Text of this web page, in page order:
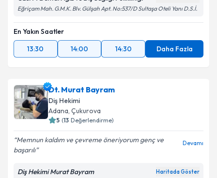
Eğriçam Mah. G.M.K. Blv. Gülşah Apt. No:537/D Sultaşa Oteli Yanı D.S.İ.
En Yakın Saatler
13:30
14:00 14:30 Daha Fazla
Dt. Murat Bayram
Diş Hekimi
Adana, Çukurova
5 (13 Değerlendirme)
Memnun kaldım ve çevreme öneriyorum genç ve
başarılı
Devamı
Diş Hekimi Murat Bayram Haritada Göster